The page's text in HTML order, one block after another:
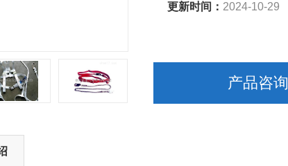
更新时间： 2024-10-29
产品咨询